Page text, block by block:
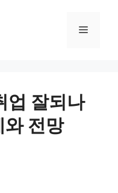
메
업 잘되나
와 전망